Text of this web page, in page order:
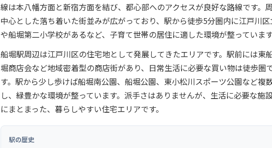
線は本八幡方面と新宿方面を結び、都心部へのアクセスが良好な路線です。
中心とした落ち着いた街並みが広がっており、駅から徒歩5分圏内に江戸川
や船堀第二小学校があるなど、子育て世帯の居住に適した環境が整っていま
船堀駅周辺は江戸川区の住宅地として発展してきたエリアです。駅前には東
堀商店会など地域密着型の商店街があり、日常生活に必要な買い物は徒歩圏
す。駅から少し歩けば船堀南公園、船堀公園、東小松川スポーツ公園など複
し、緑豊かな環境が整っています。派手さはありませんが、生活に必要な施
にまとまった、暮らしやすい住宅エリアです。
駅の歴史